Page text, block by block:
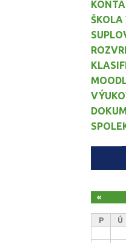
ŠKOLA
«
P Ú